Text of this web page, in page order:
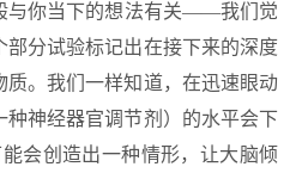
与你当下的想法有关——我们觉
分试验标记出在接下来的深度
质。我们一样知道，在迅速眼动
神经器官调节剂）的水平会下
会创造出一种情形，让大脑倾